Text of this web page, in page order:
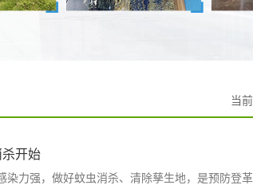
当
开始
力强，做好蚊虫消杀、清除孳生地，是预防登